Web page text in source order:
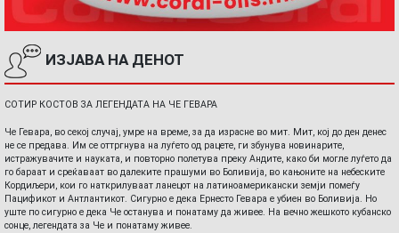
ИЗЈАВА НА ДЕНОТ
СОТИР КОСТОВ ЗА ЛЕГЕНДАТА НА ЧЕ ГЕВАРА
Че Гевара, во секој случај, умре на време, за да израсне во мит. Мит, кој до ден денес
не се предава. Им се оттргнува на луѓето од рацете, ги збунува новинарите,
истражувачите и науката, и повторно полетува преку Андите, како би могле луѓето да
го бараат и среќаваат во далеките прашуми во Боливија, во кањоните на небеските
Кордиљери, кои го наткрилуваат ланецот на латиноамерикански земји помеѓу
Пацификот и Антлантикот. Сигурно е дека Ернесто Гевара е убиен во Боливија. Но
уште по сигурно е дека Че останува и понатаму да живее. На вечно жешкото кубанско
сонце, легендата за Че и понатаму живее.